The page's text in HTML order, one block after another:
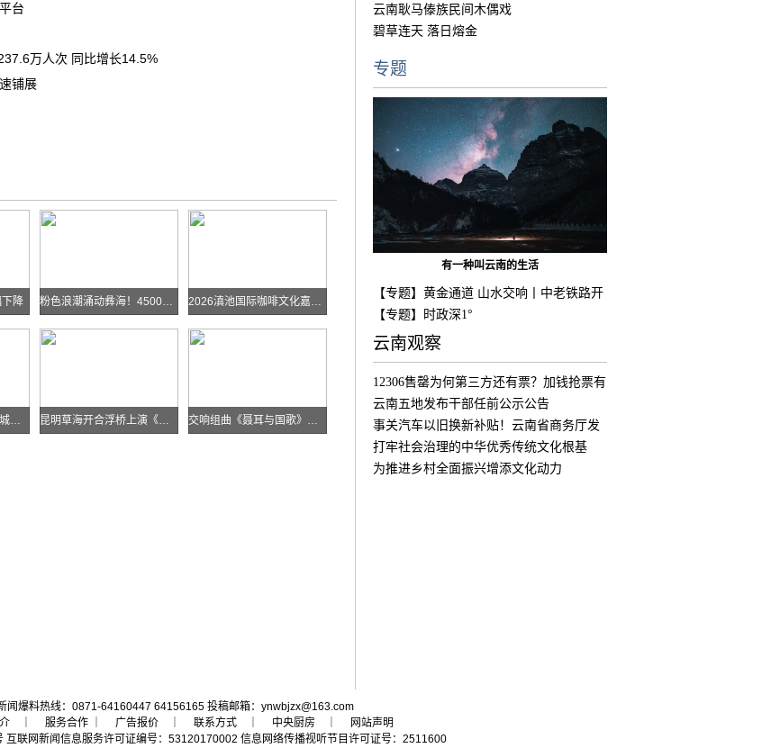
台
万人次 同比增长14.5%
铺展
降 粉色浪潮涌动彝海！4500余名跑者乐跑楚雄喜迎火把节 2026滇池国际咖啡文化嘉年华怎么去？最全交通攻略戳进来→
昆明打造“三新”消费“春城样板” 昆明草海开合浮桥上演《目瑙纵歌》刀舞 交响组曲《聂耳与国歌》登陆春城剧院
云南耿马傣族民间木偶戏
碧草连天 落日熔金
专题
有一种叫云南的生活
【专题】黄金通道 山水交响丨中老铁路开
通
【专题】时政深1°
云南观察
12306售罄为何第三方还有票？加钱抢票有
用
云南五地发布干部任前公示公告
事关汽车以旧换新补贴！云南省商务厅发
布公
打牢社会治理的中华优秀传统文化根基
为推进乡村全面振兴增添文化动力
闻爆料热线：0871-64160447 64156165 投稿邮箱：ynwbjzx@163.com
｜ 服务合作 ｜ 广告报价 联系方式 中央厨房
网站声明
互联网新闻信息服务许可证编号：53120170002 信息网络传播视听节目许可证号：2511600